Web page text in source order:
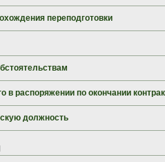
переподготовки
в распоряжении по окончании
должность